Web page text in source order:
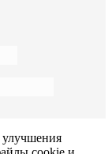
улучшения